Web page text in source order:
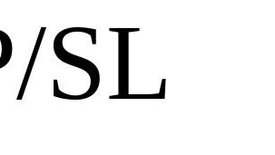
SL